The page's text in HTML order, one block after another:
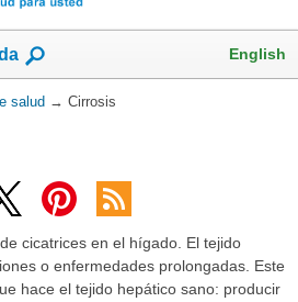
English
salud → Cirrosis
cicatrices en el hígado. El tejido
o enfermedades prolongadas. Este
hace el tejido hepático sano: producir